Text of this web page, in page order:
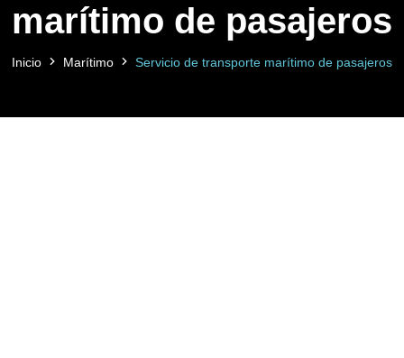
marítimo de pasajeros
Inicio Marítimo Servicio de transporte marítimo de pasajeros